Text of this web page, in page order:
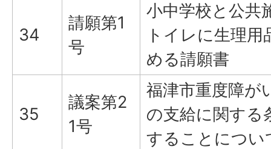
34
請願第1
号
小中学校と公共
トイレに生理用
める請願書
35
議案第2
1号
福津市重度障が
の支給に関する
することについ